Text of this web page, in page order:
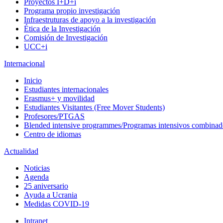
Proyectos I+D+i
Programa propio investigación
Infraestruturas de apoyo a la investigación
Ética de la Investigación
Comisión de Investigación
UCC+i
Internacional
Inicio
Estudiantes internacionales
Erasmus+ y movilidad
Estudiantes Visitantes (Free Mover Students)
Profesores/PTGAS
Blended intensive programmes/Programas intensivos
Centro de idiomas
Actualidad
Noticias
Agenda
25 aniversario
Ayuda a Ucrania
Medidas COVID-19
Intranet